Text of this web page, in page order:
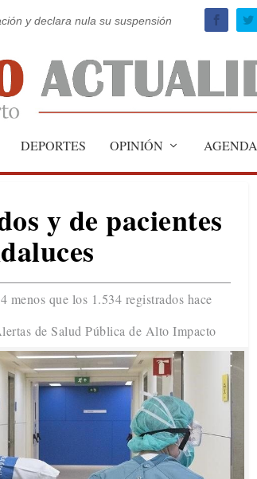
y declara nula su suspensión
DEPORTES OPINIÓN AGENDA
y de pacientes
menos que los 1.534 registrados hace
de Salud Pública de Alto Impacto